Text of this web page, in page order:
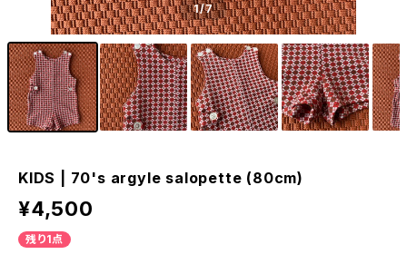
1/7
KIDS | 70's argyle salopette (80cm)
¥4,500
残り1点